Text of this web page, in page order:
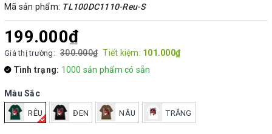
Mã sản phẩm: TL100DC1110-Reu-S
199.000₫
Giá thị trường: 300.000₫ Tiết kiệm: 101.000₫
Tình trạng: 1000 sản phẩm có sẵn
Màu Sắc
RÊU ĐEN NÂU TRẮNG